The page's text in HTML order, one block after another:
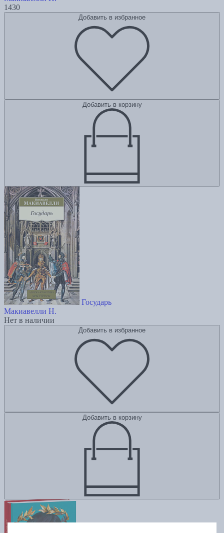
1430
Добавить в избранное
Добавить в корзину
Государь
Макиавелли Н.
Нет в наличии
Добавить в избранное
Добавить в корзину